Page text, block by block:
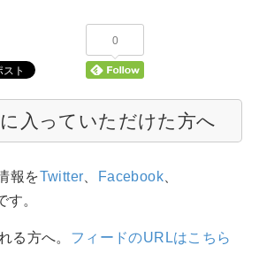
0
入っていただけた方へ
報をTwitter Facebook
す。
る方へ。 フィードのURLはこちら